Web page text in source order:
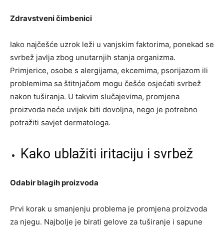
Zdravstveni čimbenici
Iako najčešće uzrok leži u vanjskim faktorima, ponekad se
svrbež javlja zbog unutarnjih stanja organizma.
Primjerice, osobe s alergijama, ekcemima, psorijazom ili
problemima sa štitnjačom mogu češće osjećati svrbež
nakon tuširanja. U takvim slučajevima, promjena
proizvoda neće uvijek biti dovoljna, nego je potrebno
potražiti savjet dermatologa.
Kako ublažiti iritaciju i svrbež
Odabir blagih proizvoda
Prvi korak u smanjenju problema je promjena proizvoda
za njegu. Najbolje je birati gelove za tuširanje i sapune